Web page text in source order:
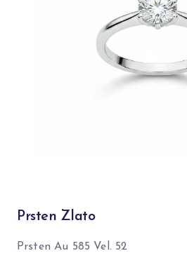
Prsten Zlato
Prsten Au 585 Vel. 52